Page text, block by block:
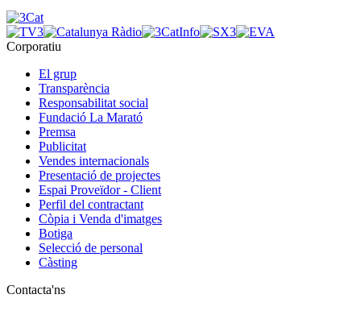
Corporatiu
El grup
Transparència
Responsabilitat social
Fundació La Marató
Premsa
Publicitat
Vendes internacionals
Presentació de projectes
Espai Proveïdor - Client
Perfil del contractant
Còpia i Venda d'imatges
Botiga
Selecció de personal
Càsting
Contacta'ns